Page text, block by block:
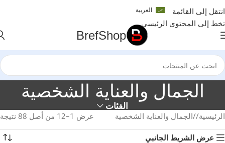
انتقل إلى القائمة
تخط إلى المحتوى الرئيسي
العربية
BrefShop
الجمال والعناية الشخصية
الفئات
الرئيسية/ الجمال والعناية الشخصية عرض 1–12 من أصل 88 نتيجة
عرض الشريط الجانبي